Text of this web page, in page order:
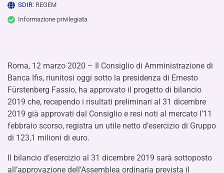
SDIR: REGEM
Informazione privilegiata
Roma, 12 marzo 2020 – Il Consiglio di Amministrazione di
Banca Ifis, riunitosi oggi sotto la presidenza di Ernesto
Fürstenberg Fassio, ha approvato il progetto di bilancio
2019 che, recependo i risultati preliminari al 31 dicembre
2019 già approvati dal Consiglio e resi noti al mercato l’11
febbraio scorso, registra un utile netto d’esercizio di Gruppo
di 123,1 milioni di euro.
Il bilancio d’esercizio al 31 dicembre 2019 sarà sottoposto
all’approvazione dell’Assemblea ordinaria prevista il